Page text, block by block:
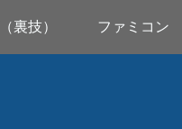
裏技） ファミコン